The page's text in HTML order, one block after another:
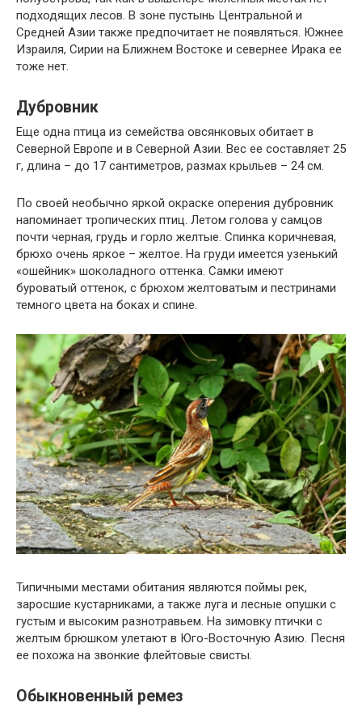
подходящих лесов. В зоне пустынь Центральной и
Средней Азии также предпочитает не появляться. Южнее
Израиля, Сирии на Ближнем Востоке и севернее Ирака ее
тоже нет.
Дубровник
Еще одна птица из семейства овсянковых обитает в
Северной Европе и в Северной Азии. Вес ее составляет 25
г, длина – до 17 сантиметров, размах крыльев – 24 см.
По своей необычно яркой окраске оперения дубровник
напоминает тропических птиц. Летом голова у самцов
почти черная, грудь и горло желтые. Спинка коричневая,
брюхо очень яркое – желтое. На груди имеется узенький
«ошейник» шоколадного оттенка. Самки имеют
буроватый оттенок, с брюхом желтоватым и пестринами
темного цвета на боках и спине.
Типичными местами обитания являются поймы рек,
заросшие кустарниками, а также луга и лесные опушки с
густым и высоким разнотравьем. На зимовку птички с
желтым брюшком улетают в Юго-Восточную Азию. Песня
ее похожа на звонкие флейтовые свисты.
Обыкновенный ремез